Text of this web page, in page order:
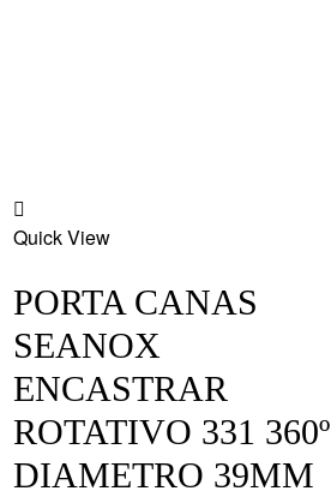
to
Quick View
PORTA CANAS
SEANOX
ENCASTRAR
ROTATIVO 331 360º
DIAMETRO 39MM